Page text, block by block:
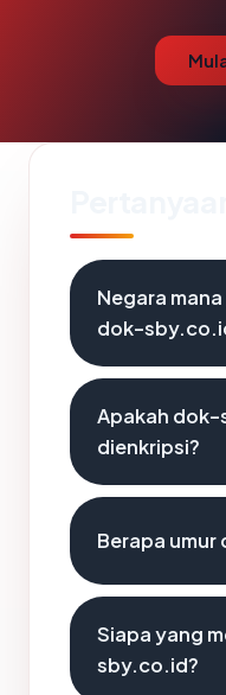
Negara
dok-
Apakah
dienkripsi?
Berapa
Siapa yang
sby.co.id?